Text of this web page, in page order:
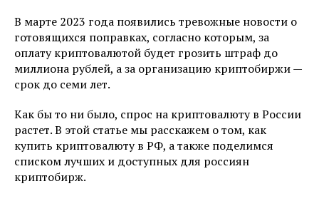
В марте 2023 года появились тревожные новости о
готовящихся поправках, согласно которым, за
оплату криптовалютой будет грозить штраф до
миллиона рублей, а за организацию криптобиржи —
срок до семи лет.
Как бы то ни было, спрос на криптовалюту в России
растет. В этой статье мы расскажем о том, как
купить криптовалюту в РФ, а также поделимся
списком лучших и доступных для россиян
криптобирж.